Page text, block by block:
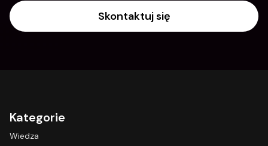
Skontaktuj się
Kategorie
Wiedza